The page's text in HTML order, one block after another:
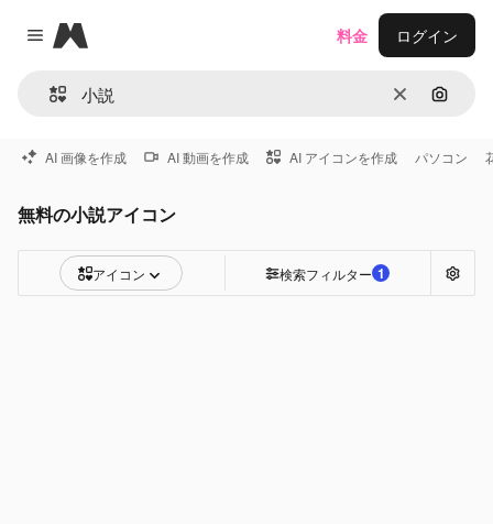
Close menu
Magnific
消去 画像で
料金 ログイン
AI 画像を作成 AI 動画を作成 AI アイコンを作成 パソコン
無料の小説アイコン
アイコン 検索フィルター 1